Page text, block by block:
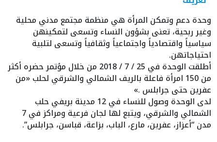
وحدة دعم وتمكن المرأة هي منظمة مجتمع مدني محلية
وغير ربحية، تعنى بشؤون النساء وتسعى لتمكينهن
سياسياً واقتصادياً واجتماعياً وثقافياً وتسعى لتلبية
احتياجاتهن.
أطلقت الوحدة في 25 / 7 / 2018 من خلال مؤتمر حضره أكثر
من 150 امرأة فاعلة بالريف الشمالي والشرقي لحلب «من
عفرين حتى جرابلس .»
لدى الوحدة وصول للنساء في 12 مدينة بريفي حلب
الشمالي والشرقي، ويتبع لها لجان فرعية ومراكز في 7
مدن “أعزاز، عفرين، مارع، الباب، بزاعة، قباسن، جرابلس”.